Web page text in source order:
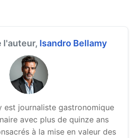
l'auteur, Isandro Bellamy
est journaliste gastronomique
avec plus de quinze ans
à la mise en valeur des